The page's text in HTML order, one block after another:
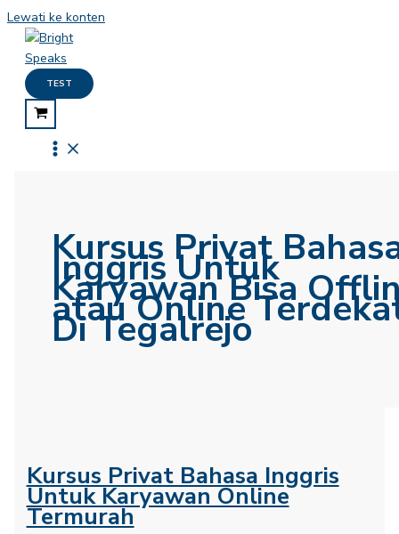
Lewati ke konten
TEST
Kursus Privat
Inggris Untuk
Karyawan Bisa
atau Online
Di Tegalrejo
Kursus Privat Bahasa Inggris
Untuk Karyawan Online
Termurah